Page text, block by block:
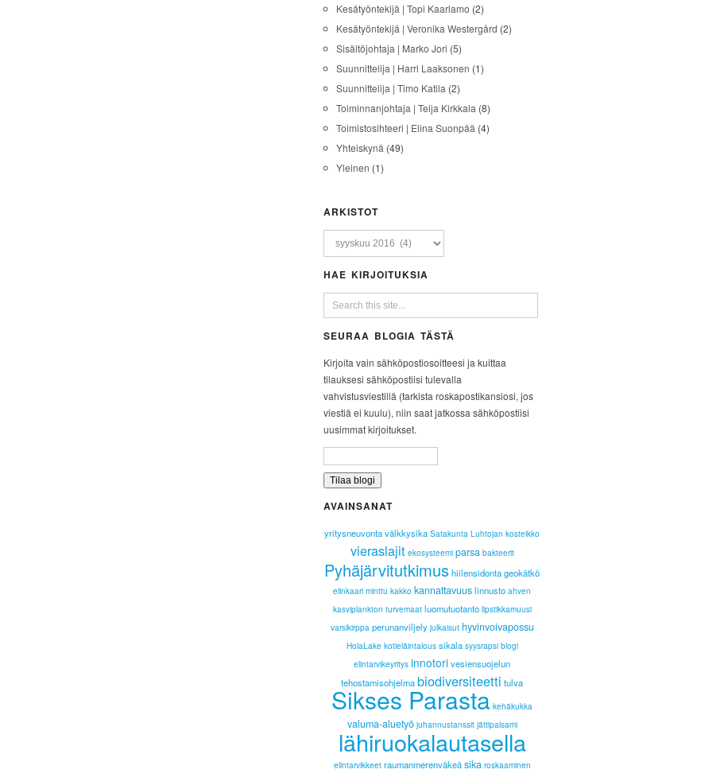
Kesätyöntekijä | Topi Kaarlamo (2)
Kesätyöntekijä | Veronika Westergård (2)
Sisältöjohtaja | Marko Jori (5)
Suunnittelija | Harri Laaksonen (1)
Suunnittelija | Timo Katila (2)
Toiminnanjohtaja | Teija Kirkkala (8)
Toimistosihteeri | Elina Suonpää (4)
Yhteiskynä (49)
Yleinen (1)
ARKISTOT
HAE KIRJOITUKSIA
SEURAA BLOGIA TÄSTÄ
Kirjoita vain sähköpostiosoitteesi ja kuittaa
tilauksesi sähköpostiisi tulevalla
vahvistusviestillä (tarkista roskapostikansiosi, jos
viestiä ei kuulu), niin saat jatkossa sähköpostiisi
uusimmat kirjoitukset.
AVAINSANAT
yritysneuvonta välkkysika Satakunta Luhtojan kosteikko
vieraslajit ekosysteemi parsa bakteerit
Pyhäjärvitutkimus hiilensidonta geokätkö
elinkaari minttu kakko kannattavuus linnusto ahven
kasviplankton turvemaat luomutuotanto lipstikkamuusi
varsikirppa perunanviljely julkaisut hyvinvoivapossu
HolaLake kotieläintalous sikala syysrapsi blogi
elintarvikeyritys innotori vesiensuojelun
tehostamisohjelma biodiversiteetti tulva
Sikses Parasta kehäkukka
valuma-aluetyö juhannustanssit jättipalsami
lähiruokalautasella
elintarvikkeet raumanmerenväkeä sika roskaaminen